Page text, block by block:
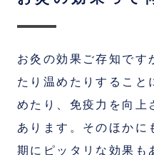
お灸の効果ご存知です
たり温めたりすること
めたり、免疫力を向上
あります。そのほかに
期にピッタリな効果も